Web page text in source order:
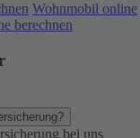
Wohnmobil online
berechnen
bei uns